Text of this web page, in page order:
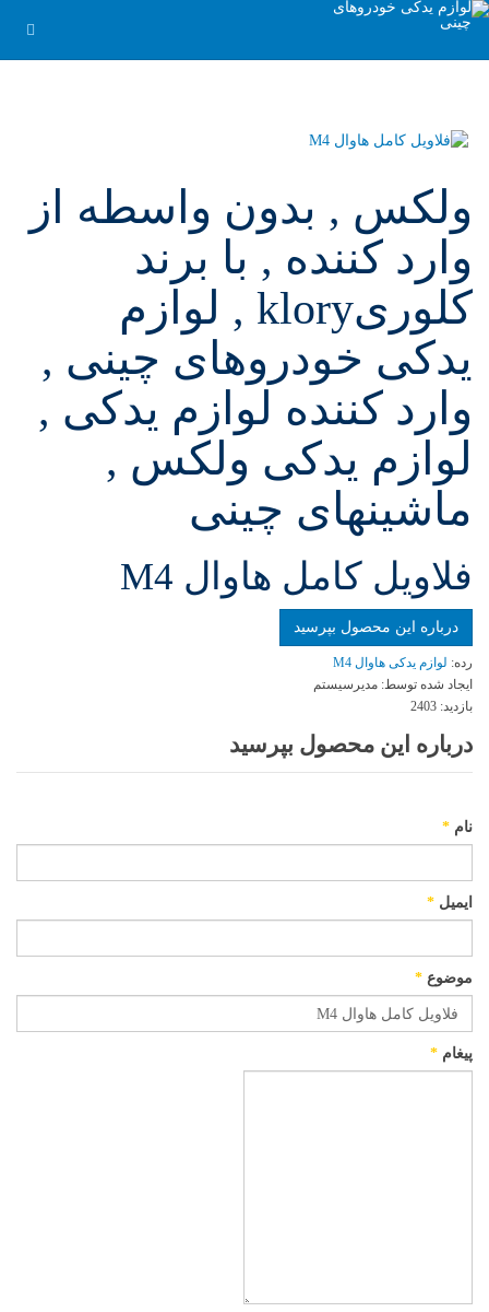
ولکس , بدون واسطه از
وارد کننده , با برند
کلوریklory , لوازم
یدکی خودروهای چینی ,
وارد کننده لوازم یدکی ,
لوازم یدکی ولکس ,
ماشینهای چینی
فلاويل كامل هاوال M4
درباره این محصول بپرسید
رده: لوازم یدکی هاوال M4
ایجاد شده توسط: مدیرسیستم
بازدید: 2403
درباره این محصول بپرسید
نام *
ایمیل *
موضوع *
پیغام *